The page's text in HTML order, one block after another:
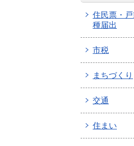
住民票・
種届出
市税
まちづくり
交通
住まい